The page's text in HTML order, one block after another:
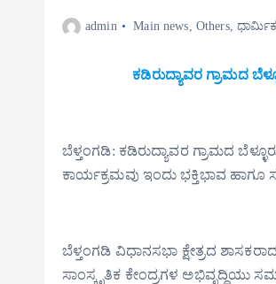
admin Main news, Others,ಧಾರ್ಮಿಕ
ಕಡಿರುದ್ಯಾವರ ಗ್ರಾಮದ
ಬೆಳ್ತಂಗಡಿ: ಕಡಿರುದ್ಯಾವರ ಗ್ರಾಮದ
ಕಾರ್ಯಕ್ರಮವು ಇಂದು ಭಕ್ತಿಭಾವ ಹಾಗೂ
ಬೆಳ್ತಂಗಡಿ ವಿಧಾನಸಭಾ ಕ್ಷೇತ್ರದ
ಸಾಂಸ್ಕೃತಿಕ ಕೇಂದ್ರಗಳ ಅಭಿವೃದ್ಧಿಯು